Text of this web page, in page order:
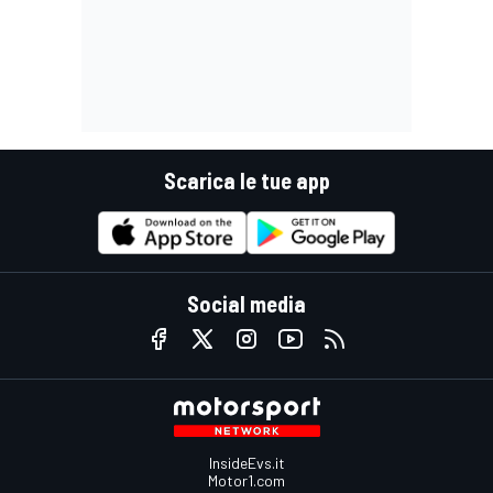
Scarica le tue app
Social media
InsideEvs.it
Motor1.com